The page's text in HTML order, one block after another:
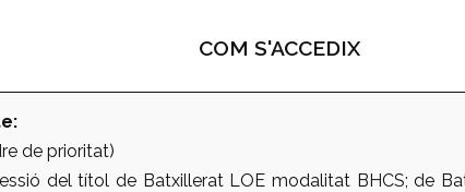
COM S'ACCEDIX
de prioritat)
del títol de Batxillerat LOE modalitat BHCS; de